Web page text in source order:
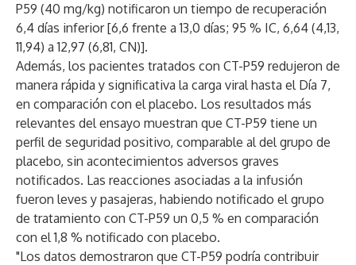
P59 (40 mg/kg) notificaron un tiempo de recuperación
6,4 días inferior [6,6 frente a 13,0 días; 95 % IC, 6,64 (4,13,
11,94) a 12,97 (6,81, CN)].
Además, los pacientes tratados con CT-P59 redujeron de
manera rápida y significativa la carga viral hasta el Día 7,
en comparación con el placebo. Los resultados más
relevantes del ensayo muestran que CT-P59 tiene un
perfil de seguridad positivo, comparable al del grupo de
placebo, sin acontecimientos adversos graves
notificados. Las reacciones asociadas a la infusión
fueron leves y pasajeras, habiendo notificado el grupo
de tratamiento con CT-P59 un 0,5 % en comparación
con el 1,8 % notificado con placebo.
"Los datos demostraron que CT-P59 podría contribuir